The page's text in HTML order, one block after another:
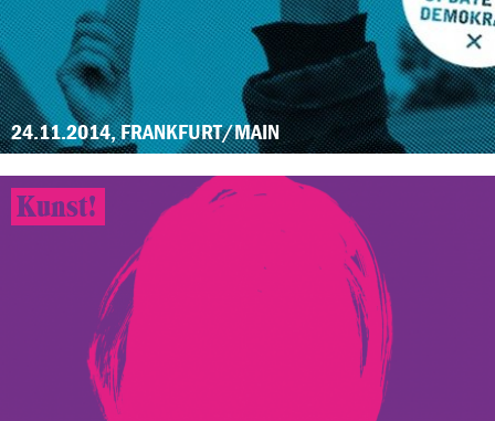
24.11.2014, FRANKFURT/MAIN
Kunst!